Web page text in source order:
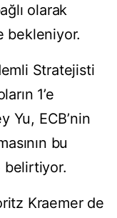
olarak
bekleniyor.
Stratejisti
1’e
Yu, ECB’nin
bu
belirtiyor.
Kraemer de